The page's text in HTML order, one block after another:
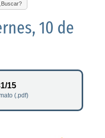
10 de
15
(.pdf)